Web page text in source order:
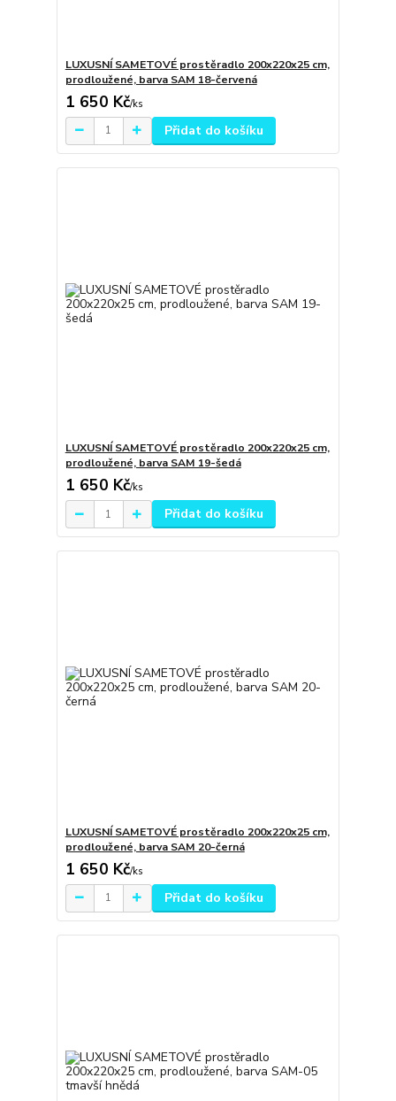
LUXUSNÍ SAMETOVÉ prostěradlo 200x220x25 cm,
prodloužené, barva SAM 18-červená
1 650 Kč/ks
Přidat do košíku
LUXUSNÍ SAMETOVÉ prostěradlo 200x220x25 cm,
prodloužené, barva SAM 19-šedá
1 650 Kč/ks
Přidat do košíku
LUXUSNÍ SAMETOVÉ prostěradlo 200x220x25 cm,
prodloužené, barva SAM 20-černá
1 650 Kč/ks
Přidat do košíku